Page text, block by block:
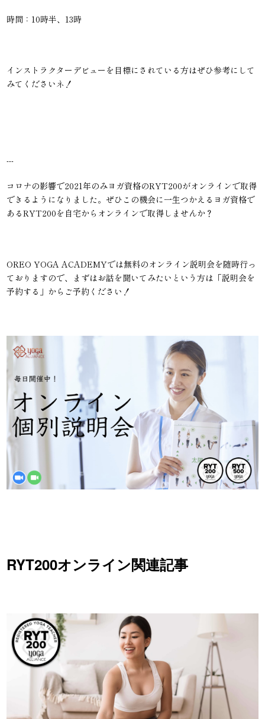
時間：10時半、13時
インストラクターデビューを目標にされている方はぜひ参考にして
みてくださいネ！
---
コロナの影響で2021年のみヨガ資格のRYT200がオンラインで取得
できるようになりました。ぜひこの機会に一生つかえるヨガ資格で
あるRYT200を自宅からオンラインで取得しませんか？
OREO YOGA ACADEMYでは無料のオンライン説明会を随時行っ
ておりますので、まずはお話を聞いてみたいという方は「説明会を
予約する」からご予約ください！
RYT200オンライン関連記事